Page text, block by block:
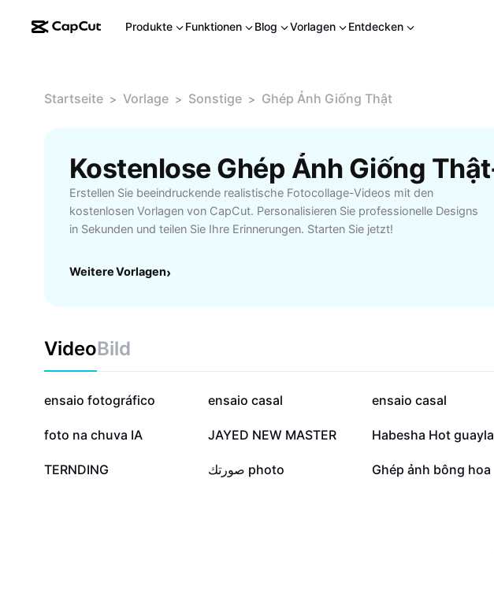
Produkte Funktionen Blog Vorlagen Entdecken
Startseite > Vorlage > Sonstige > Ghép Ảnh Giống Thật
Erstellen Sie beeindruckende realistische Fotocollage-Videos mit den
kostenlosen Vorlagen von CapCut. Personalisieren Sie professionelle Designs
in Sekunden und teilen Sie Ihre Erinnerungen. Starten Sie jetzt!
Weitere Vorlagen›
VideoBild
598.657
ensaio fotográfico 449.909
ensaio casal 378.912
ensaio casal
140.393
foto na chuva IA 133.395
JAYED NEW MASTER 129.383
Habesha Hot guayla
34.425
TERNDING 16.095 صورتك photo 5232
Ghép ảnh bông hoa